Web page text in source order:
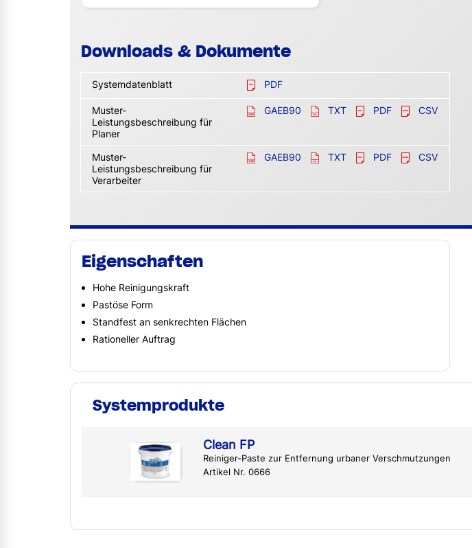
Downloads & Dokumente
Systemdatenblatt PDF
Muster-
Leistungsbeschreibung für
Planer
GAEB90 TXT PDF CSV
Muster-
Leistungsbeschreibung für
Verarbeiter
GAEB90 TXT PDF CSV
Eigenschaften
Hohe Reinigungskraft
Pastöse Form
Standfest an senkrechten Flächen
Rationeller Auftrag
Systemprodukte
Clean FP
Reiniger-Paste zur Entfernung urbaner Verschmutzungen
Artikel Nr. 0666